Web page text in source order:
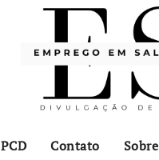
PCD Contato Sobre